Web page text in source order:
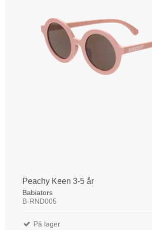
Peachy Keen 3-5 år
Babiators
B-RND005
På lager